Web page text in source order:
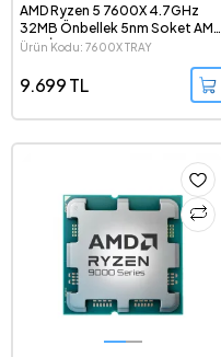
AMD Ryzen 5 7600X 4.7GHz
32MB Önbellek 5nm Soket AM5
Tray İşlemci
Ürün Kodu: 7600X TRAY
9.699 TL